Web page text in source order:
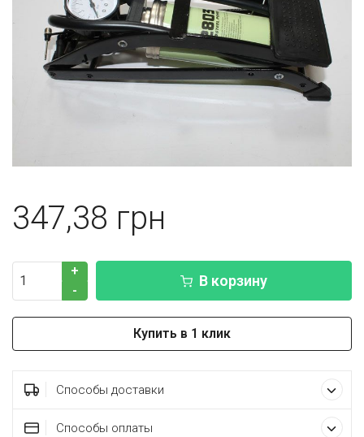
347,38
+
-
В корзину
Купить в 1 клик
Способы доставки
Способы оплаты